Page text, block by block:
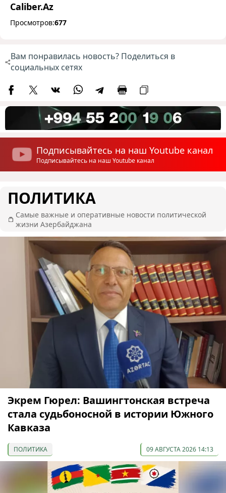
Caliber.Az
Просмотров:677
Вам понравилась новость? Поделиться в
социальных сетях
Подписывайтесь на наш Youtube канал
Подписывайтесь на наш Youtube канал
ПОЛИТИКА
Самые важные и оперативные новости политической
жизни Азербайджана
Экрем Гюрел: Вашингтонская встреча
стала судьбоносной в истории Южного
Кавказа
ПОЛИТИКА 09 АВГУСТА 2026 14:13